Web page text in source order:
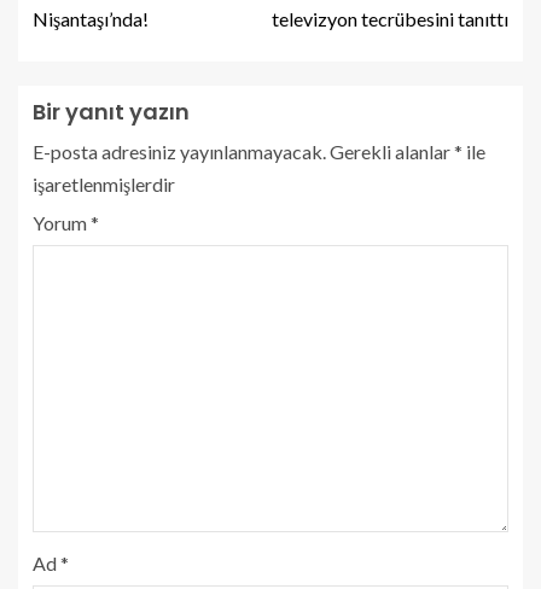
Nişantaşı’nda!
televizyon tecrübesini tanıttı
Bir yanıt yazın
E-posta adresiniz yayınlanmayacak. Gerekli alanlar* ile
işaretlenmişlerdir
Yorum*
Ad*